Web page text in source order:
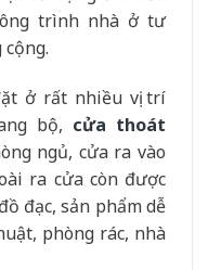
trình nhà ở tư
ở rất nhiều vị trí
bộ, cửa thoát
ngủ, cửa ra vào
ra cửa còn được
đạc, sản phẩm dễ
phòng rác, nhà